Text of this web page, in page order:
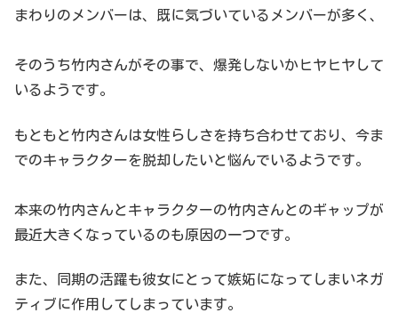
まわりのメンバーは、既に気づいているメンバーが多く、
そのうち竹内さんがその事で、爆発しないかヒヤヒヤして
いるようです。
もともと竹内さんは女性らしさを持ち合わせており、今ま
でのキャラクターを脱却したいと悩んでいるようです。
本来の竹内さんとキャラクターの竹内さんとのギャップが
最近大きくなっているのも原因の一つです。
また、同期の活躍も彼女にとって嫉妬になってしまいネガ
ティブに作用してしまっています。